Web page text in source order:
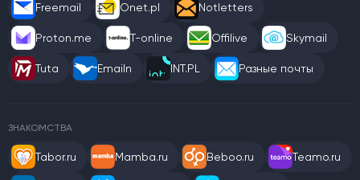
Freemail Onet.pl Notletters
Proton.me T-online Offilive Skymail
Tuta Emailn INT.PL Разные почты
ЗНАКОМСТВА
Tabor.ru Mamba.ru Beboo.ru Teamo.ru